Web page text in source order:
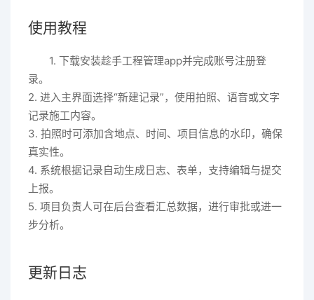
使用教程
1. 下载安装趁手工程管理app并完成账号注册登
录。
2. 进入主界面选择“新建记录”，使用拍照、语音或文字
记录施工内容。
3. 拍照时可添加含地点、时间、项目信息的水印，确保
真实性。
4. 系统根据记录自动生成日志、表单，支持编辑与提交
上报。
5. 项目负责人可在后台查看汇总数据，进行审批或进一
步分析。
更新日志